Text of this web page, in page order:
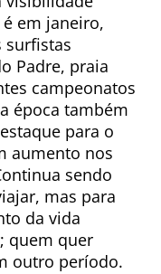
é em janeiro,
surfistas
Padre, praia
campeonatos
época também
para o
aumento nos
sendo
mas para
da vida
quem quer
outro período.